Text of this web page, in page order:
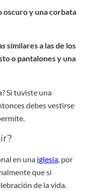
oscuro y una corbata
similares a las de los
o pantalones y una
Si tuviste una
debes vestirse
en una iglesia , por
que si
de la vida.